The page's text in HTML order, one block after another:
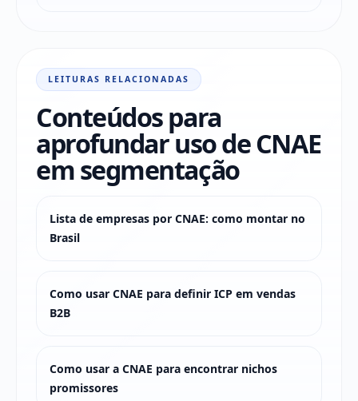
LEITURAS RELACIONADAS
Conteúdos para
aprofundar uso de CNAE
em segmentação
Lista de empresas por CNAE: como montar no
Brasil
Como usar CNAE para definir ICP em vendas
B2B
Como usar a CNAE para encontrar nichos
promissores